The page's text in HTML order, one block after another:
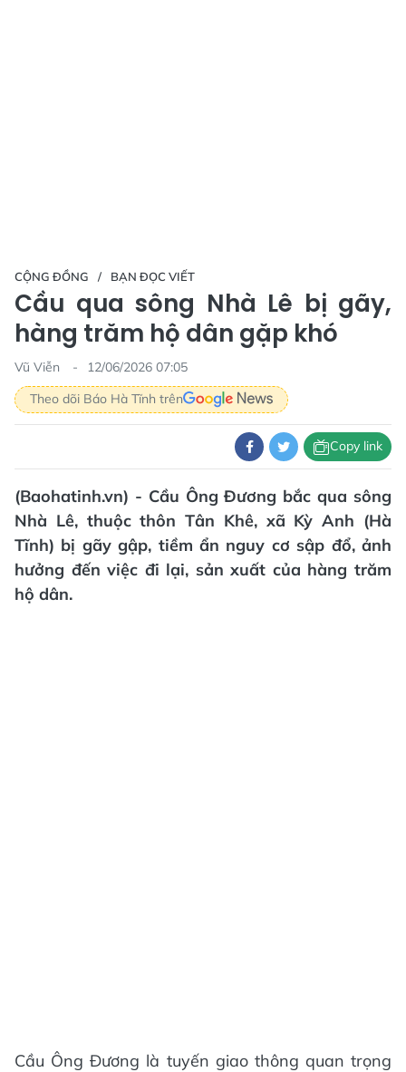
CỘNG ĐỒNG BẠN ĐỌC VIẾT
Cầu qua sông Nhà Lê bị gãy,
hàng trăm hộ dân gặp khó
Vũ Viễn
12/06/2026 07:05
Theo dõi Báo Hà Tĩnh trên
Copy link
(Baohatinh.vn) - Cầu Ông Đương bắc qua sông
Nhà Lê, thuộc thôn Tân Khê, xã Kỳ Anh (Hà
Tĩnh) bị gãy gập, tiềm ẩn nguy cơ sập đổ, ảnh
hưởng đến việc đi lại, sản xuất của hàng trăm
hộ dân.
Cầu Ông Đương là tuyến giao thông quan trọng